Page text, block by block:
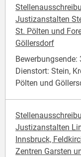
Justizanstalten
St. Pölten und
Göllersdorf
Bewerbungsende:
Dienstort: Stein,
Pölten und
Justizanstalten
Innsbruck,
Zentren Garsten